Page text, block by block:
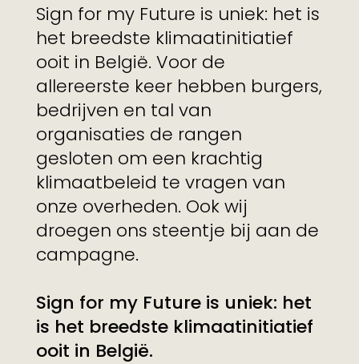
Sign for my Future is uniek: het is
het breedste klimaatinitiatief
ooit in België. Voor de
allereerste keer hebben burgers,
bedrijven en tal van
organisaties de rangen
gesloten om een krachtig
klimaatbeleid te vragen van
onze overheden. Ook wij
droegen ons steentje bij aan de
campagne.
Sign for my Future is uniek: het
is het breedste klimaatinitiatief
ooit in België.